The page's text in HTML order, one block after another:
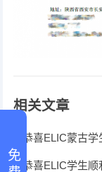
相关文章
恭喜ELIC蒙古
恭喜ELIC学生顺